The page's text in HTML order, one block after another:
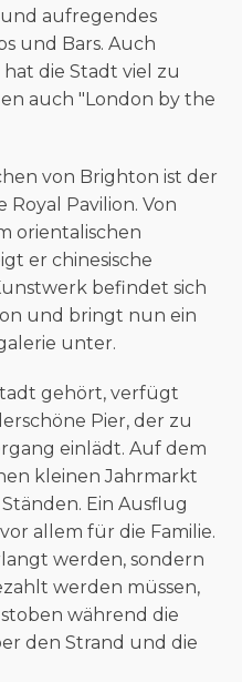
aufregendes
und Bars. Auch
die Stadt viel zu
auch "London by the
von Brighton ist der
Pavilion. Von
orientalischen
er chinesische
befindet sich
und bringt nun ein
unter.
gehört, verfügt
Pier, der zu
einlädt. Auf dem
kleinen Jahrmarkt
Ein Ausflug
allem für die Familie.
werden, sondern
werden müssen,
während die
den Strand und die